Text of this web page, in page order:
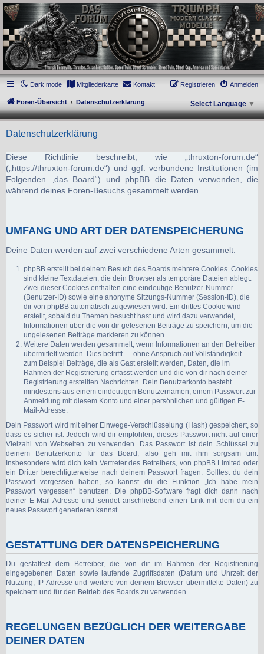
thruxton-forum.de
DAS FORUM! Alles rund um die Triumph Modern Classic Modelle. Das Forum für
die New Bonneville Baureihen ab BJ 2001. Triumph Bonneville, Thruxton,
Scrambler, Bobber, Speed Twin, Street Scrambler, Street Twin, Street Cup, America
und Speedmaster.
Dark mode
Mitgliederkarte Kontakt Anmelden
Registrieren
Foren-Übersicht Datenschutzerklärung Select Language ▼
Datenschutzerklärung
Diese Richtlinie beschreibt, wie „thruxton-forum.de“
(„https://thruxton-forum.de“) und ggf. verbundene Institutionen (im
Folgenden „das Board“) und phpBB die Daten verwenden, die
während deines Foren-Besuchs gesammelt werden.
UMFANG UND ART DER DATENSPEICHERUNG
Deine Daten werden auf zwei verschiedene Arten gesammelt:
phpBB erstellt bei deinem Besuch des Boards mehrere Cookies. Cookies
sind kleine Textdateien, die dein Browser als temporäre Dateien ablegt.
Zwei dieser Cookies enthalten eine eindeutige Benutzer-Nummer
(Benutzer-ID) sowie eine anonyme Sitzungs-Nummer (Session-ID), die
dir von phpBB automatisch zugewiesen wird. Ein drittes Cookie wird
erstellt, sobald du Themen besucht hast und wird dazu verwendet,
Informationen über die von dir gelesenen Beiträge zu speichern, um die
ungelesenen Beiträge markieren zu können.
Weitere Daten werden gesammelt, wenn Informationen an den Betreiber
übermittelt werden. Dies betrifft — ohne Anspruch auf Vollständigkeit —
zum Beispiel Beiträge, die als Gast erstellt werden, Daten, die im
Rahmen der Registrierung erfasst werden und die von dir nach deiner
Registrierung erstellten Nachrichten. Dein Benutzerkonto besteht
mindestens aus einem eindeutigen Benutzernamen, einem Passwort zur
Anmeldung mit diesem Konto und einer persönlichen und gültigen E-
Mail-Adresse.
Dein Passwort wird mit einer Einwege-Verschlüsselung (Hash) gespeichert, so
dass es sicher ist. Jedoch wird dir empfohlen, dieses Passwort nicht auf einer
Vielzahl von Webseiten zu verwenden. Das Passwort ist dein Schlüssel zu
deinem Benutzerkonto für das Board, also geh mit ihm sorgsam um.
Insbesondere wird dich kein Vertreter des Betreibers, von phpBB Limited oder
ein Dritter berechtigterweise nach deinem Passwort fragen. Solltest du dein
Passwort vergessen haben, so kannst du die Funktion „Ich habe mein
Passwort vergessen“ benutzen. Die phpBB-Software fragt dich dann nach
deiner E-Mail-Adresse und sendet anschließend einen Link mit dem du ein
neues Passwort generieren kannst.
GESTATTUNG DER DATENSPEICHERUNG
Du gestattest dem Betreiber, die von dir im Rahmen der Registrierung
eingegebenen Daten sowie laufende Zugriffsdaten (Datum und Uhrzeit der
Nutzung, IP-Adresse und weitere von deinem Browser übermittelte Daten) zu
speichern und für den Betrieb des Boards zu verwenden.
REGELUNGEN BEZÜGLICH DER WEITERGABE
DEINER DATEN